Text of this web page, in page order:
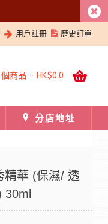
用戶註冊 歷史訂單
商品 - HK$0.0
分店地址
精華 (保濕/ 透